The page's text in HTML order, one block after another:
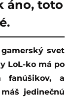
áno, toto
LoL-ko má po
fanúšikov, a
jedinečnú